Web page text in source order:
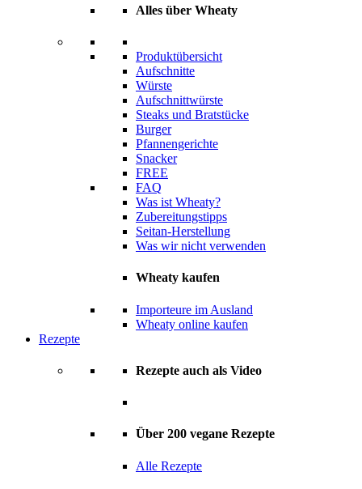
Alles über Wheaty
Produktübersicht
Aufschnitte
Würste
Aufschnittwürste
Steaks und Bratstücke
Burger
Pfannengerichte
Snacker
FREE
FAQ
Was ist Wheaty?
Zubereitungstipps
Seitan-Herstellung
Was wir nicht verwenden
Wheaty kaufen
Importeure im Ausland
Wheaty online kaufen
Rezepte
Rezepte auch als Video
Über 200 vegane Rezepte
Alle Rezepte